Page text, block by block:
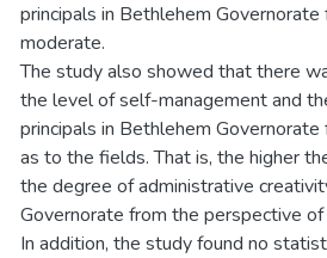
principals in Bethlehem
moderate.
The study also showed that there
the level of self-management and
principals in Bethlehem
as to the fields. That is, the higher
the degree of administrative
Governorate from the perspective of
In addition, the study found no